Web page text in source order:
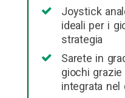
Joystick
ideali per i
strategia
Sarete in
giochi grazie
integrata nel